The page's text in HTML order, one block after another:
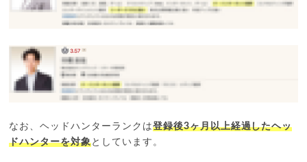
なお、ヘッドハンターランクは登録後3ヶ月以上経過したヘッ
ドハンターを対象としています。